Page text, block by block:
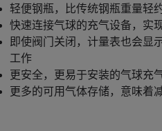
轻便钢瓶，比传统钢瓶重量轻
快速连接气球的充气设备，实
即使阀门关闭，计量表也会显
工作
更安全，更易于安装的气球充
更多的可用气体存储，意味着